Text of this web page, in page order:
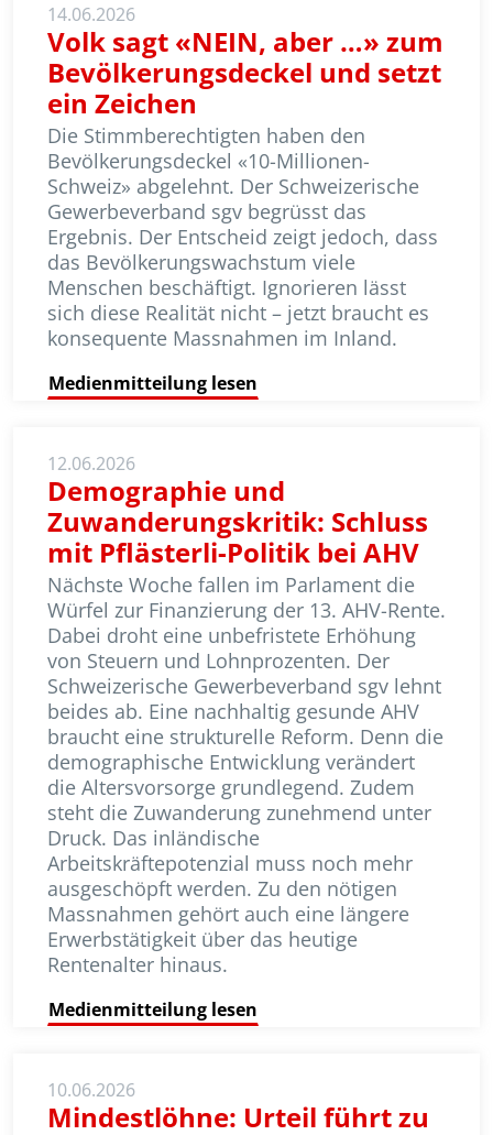
14.06.2026
Volk sagt «NEIN, aber …» zum
Bevölkerungsdeckel und setzt
ein Zeichen
Die Stimmberechtigten haben den
Bevölkerungsdeckel «10-Millionen-
Schweiz» abgelehnt. Der Schweizerische
Gewerbe­verband sgv begrüsst das
Ergebnis. Der Entscheid zeigt jedoch, dass
das Bevöl­ke­rungs­wachstum viele
Menschen beschäf­tigt. Ignorieren lässt
sich diese Realität nicht – jetzt braucht es
konse­quente Massnahmen im Inland.
Medienmitteilung lesen
12.06.2026
Demographie und
Zuwanderungskritik: Schluss
mit Pflästerli-Politik bei AHV
Nächste Woche fallen im Parlament die
Würfel zur Finanzierung der 13. AHV-Rente.
Dabei droht eine unbefristete Erhöhung
von Steuern und Lohn­prozenten. Der
Schweizerische Gewerbeverband sgv lehnt
beides ab. Eine nachhaltig gesunde AHV
braucht eine strukturelle Reform. Denn die
demographische Entwicklung verändert
die Altersvorsorge grundlegend. Zudem
steht die Zuwanderung zunehmend unter
Druck. Das inländische
Arbeitskräftepotenzial muss noch mehr
ausgeschöpft werden. Zu den nötigen
Massnahmen gehört auch eine längere
Erwerbstätigkeit über das heutige
Rentenalter hinaus.
Medienmitteilung lesen
10.06.2026
Mindestlöhne: Urteil führt zu